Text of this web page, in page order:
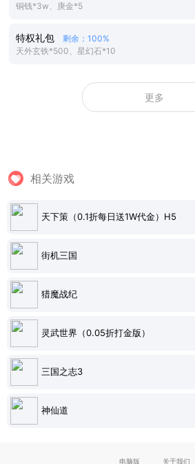
铜钱*3w、庚金*5
特权礼包
剩余：100%
天外玄铁*500、星幻石*10
更多
相关游戏
天下策（0.1折每日送1W代金）H5
街机三国
猎魔战纪
灵武世界（0.05折打金版）
三国之志3
神仙道
电脑版 关于我们